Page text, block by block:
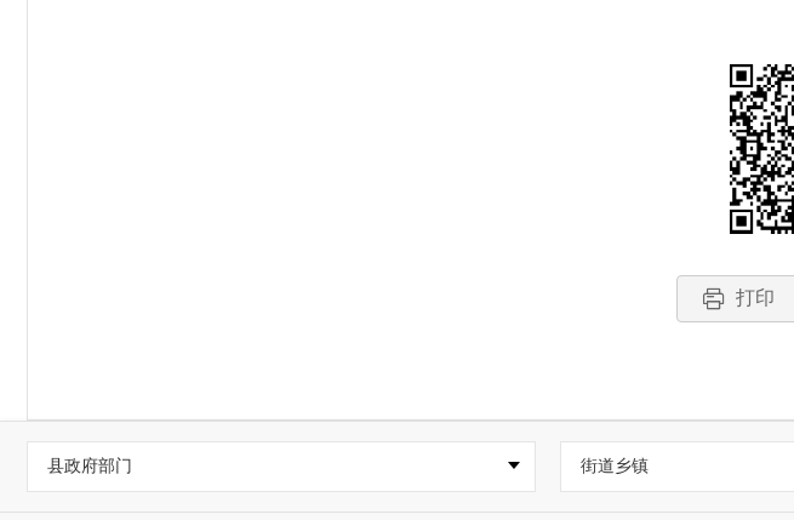
打印
县政府部门 街道乡镇